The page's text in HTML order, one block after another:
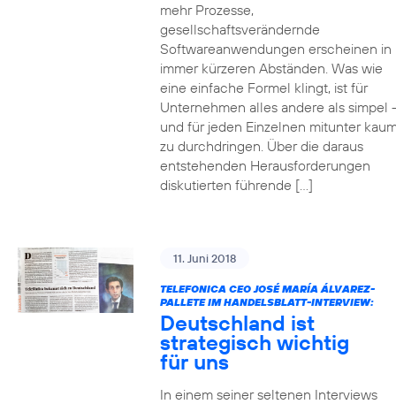
mehr Prozesse,
gesellschaftsverändernde
Softwareanwendungen erscheinen in
immer kürzeren Abständen. Was wie
eine einfache Formel klingt, ist für
Unternehmen alles andere als simpel
und für jeden Einzelnen mitunter
zu durchdringen. Über die daraus
entstehenden Herausforderungen
diskutierten führende […]
11. Juni 2018
TELEFONICA CEO JOSÉ MARÍA ÁLVAREZ-
PALLETE IM HANDELSBLATT-INTERVIEW:
Deutschland ist
strategisch wichtig
für uns
In einem seiner seltenen Interviews